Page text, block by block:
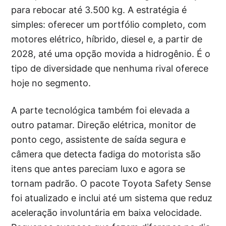
para rebocar até 3.500 kg. A estratégia é
simples: oferecer um portfólio completo, com
motores elétrico, híbrido, diesel e, a partir de
2028, até uma opção movida a hidrogênio. É o
tipo de diversidade que nenhuma rival oferece
hoje no segmento.
A parte tecnológica também foi elevada a
outro patamar. Direção elétrica, monitor de
ponto cego, assistente de saída segura e
câmera que detecta fadiga do motorista são
itens que antes pareciam luxo e agora se
tornam padrão. O pacote Toyota Safety Sense
foi atualizado e inclui até um sistema que reduz
aceleração involuntária em baixa velocidade.